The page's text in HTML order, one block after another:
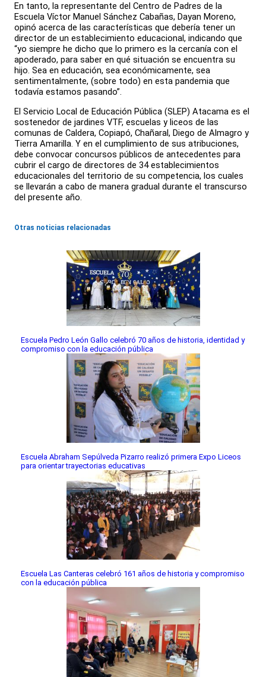
En tanto, la representante del Centro de Padres de la
Escuela Víctor Manuel Sánchez Cabañas, Dayan Moreno,
opinó acerca de las características que debería tener un
director de un establecimiento educacional, indicando que
“yo siempre he dicho que lo primero es la cercanía con el
apoderado, para saber en qué situación se encuentra su
hijo. Sea en educación, sea económicamente, sea
sentimentalmente, (sobre todo) en esta pandemia que
todavía estamos pasando”.
El Servicio Local de Educación Pública (SLEP) Atacama es el
sostenedor de jardines VTF, escuelas y liceos de las
comunas de Caldera, Copiapó, Chañaral, Diego de Almagro y
Tierra Amarilla. Y en el cumplimiento de sus atribuciones,
debe convocar concursos públicos de antecedentes para
cubrir el cargo de directores de 34 establecimientos
educacionales del territorio de su competencia, los cuales
se llevarán a cabo de manera gradual durante el transcurso
del presente año.
Otras noticias relacionadas
Escuela Pedro León Gallo celebró 70 años de historia, identidad y
compromiso con la educación pública
Escuela Abraham Sepúlveda Pizarro realizó primera Expo Liceos
para orientar trayectorias educativas
Escuela Las Canteras celebró 161 años de historia y compromiso
con la educación pública